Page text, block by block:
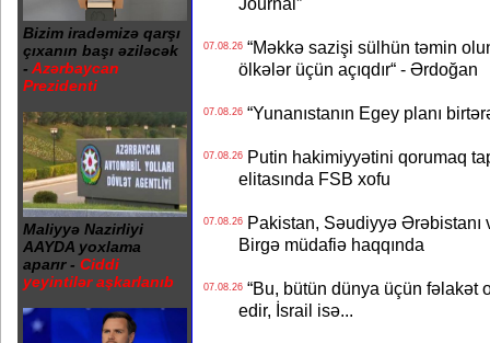
Bizim iradəmizə qarşı
çıxanın başı əziləcək
- Azərbaycan
Prezidenti
Maliyyə Nazirliyi
AAYDA yoxlama
aparır - Ciddi
yeyintilər aşkarlanıb
07.08.26“Məkkə sazişi sülhün təmin
ölkələr üçün açıqdır“ - Ərdoğan
07.08.26“Yunanıstanın Egey planı
07.08.26Putin hakimiyyətini qorumaq
elitasında FSB xofu
07.08.26Pakistan, Səudiyyə Ərəbistanı
Birgə müdafiə haqqında
07.08.26“Bu, bütün dünya üçün fəlakət
edir, İsrail isə...